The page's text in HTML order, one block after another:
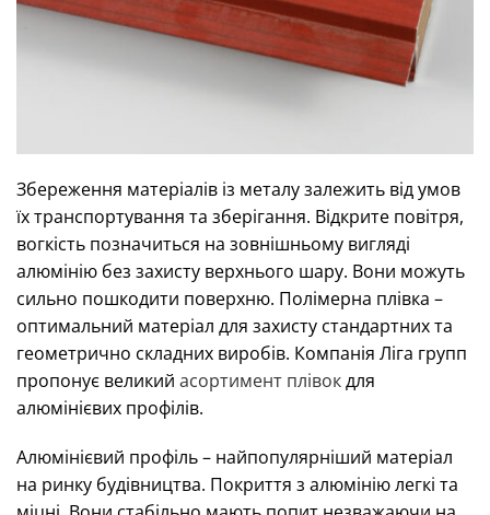
Збереження матеріалів із металу залежить від умов
їх транспортування та зберігання. Відкрите повітря,
вогкість позначиться на зовнішньому вигляді
алюмінію без захисту верхнього шару. Вони можуть
сильно пошкодити поверхню. Полімерна плівка –
оптимальний матеріал для захисту стандартних та
геометрично складних виробів. Компанія Ліга групп
пропонує великий асортимент плівокдля
алюмінієвих профілів.
Алюмінієвий профіль – найпопулярніший матеріал
на ринку будівництва. Покриття з алюмінію легкі та